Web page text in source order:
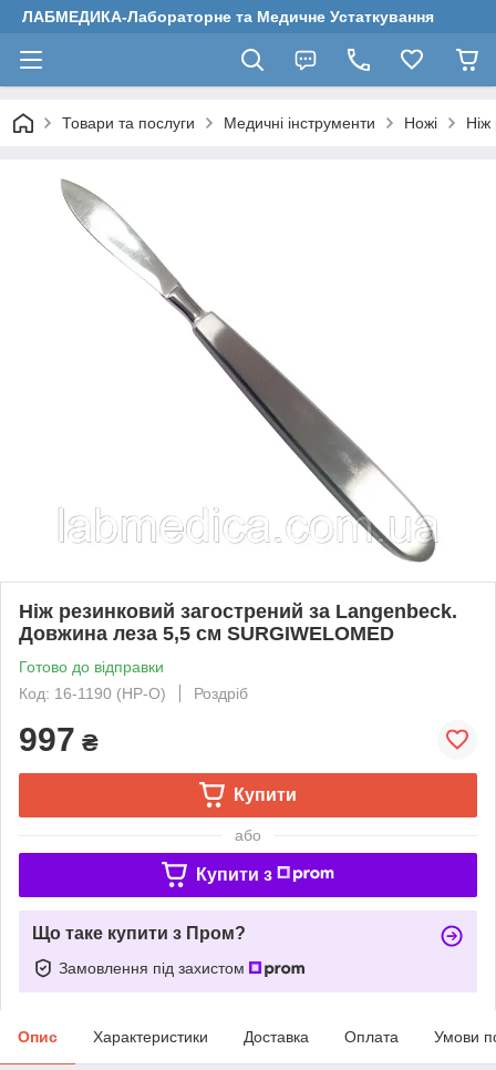
ЛАБМЕДИКА-Лабораторне та Медичне Устаткування
Товари та послуги Медичні інструменти Ножі Ніж
Ніж резинковий загострений за Langenbeck.
Довжина леза 5,5 см SURGIWELOMED
Готово до відправки
Код: 16-1190 (НР-О)
Роздріб
997 ₴
Купити
або
Купити з
Що таке купити з Пром?
Замовлення під захистом
Опис Характеристики Доставка Оплата Умови